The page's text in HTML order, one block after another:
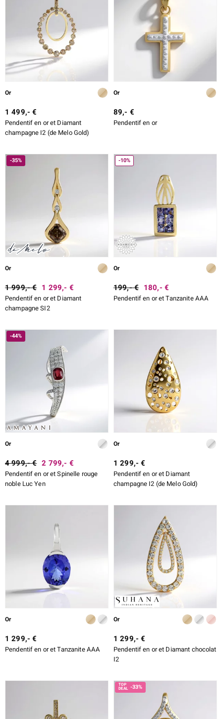
Or
1 499,- €
Pendentif en or et Diamant
champagne I2 (de Melo Gold)
Or
89,- €
Pendentif en or
-35%
Or
1 999,- € 1 299,- €
Pendentif en or et Diamant
champagne SI2
-10%
Or
199,- € 180,- €
Pendentif en or et Tanzanite AAA
-44%
Or
4 999,- € 2 799,- €
Pendentif en or et Spinelle rouge
noble Luc Yen
Or
1 299,- €
Pendentif en or et Diamant
champagne I2 (de Melo Gold)
Or
1 299,- €
Pendentif en or et Tanzanite AAA
Or
1 299,- €
Pendentif en or et Diamant chocolat
I2
-33%